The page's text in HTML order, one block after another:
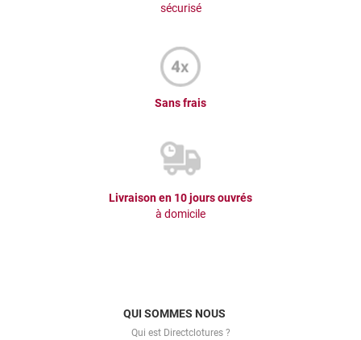
sécurisé
Sans frais
Livraison en 10 jours ouvrés
à domicile
QUI SOMMES NOUS
Qui est Directclotures ?